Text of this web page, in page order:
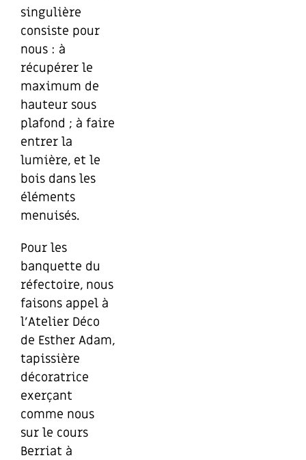
singulière
consiste pour
nous : à
récupérer le
maximum de
hauteur sous
plafond ; à faire
entrer la
lumière, et le
bois dans les
éléments
menuisés.
Pour les
banquette du
réfectoire, nous
faisons appel à
l’Atelier Déco
de Esther Adam,
tapissière
décoratrice
exerçant
comme nous
sur le cours
Berriat à